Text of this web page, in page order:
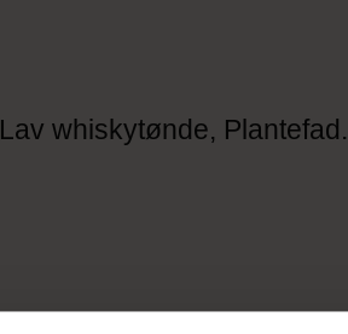
Lav whiskytønde, Plantefad.